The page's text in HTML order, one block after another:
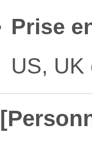
Prise
US, UK